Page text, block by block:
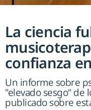
La ciencia
confianza
Un informe sobre
"elevado sesgo" de
publicado sobre